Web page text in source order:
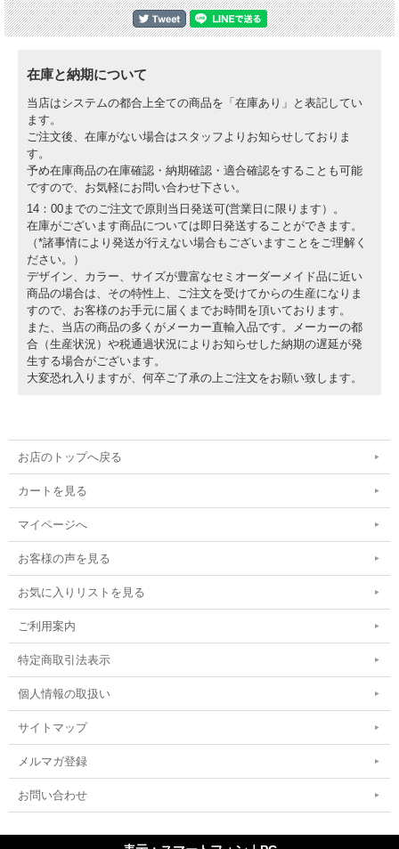
在庫と納期について
当店はシステムの都合上全ての商品を「在庫あり」と表記してい
ます。
ご注文後、在庫がない場合はスタッフよりお知らせしておりま
す。
予め在庫商品の在庫確認・納期確認・適合確認をすることも可能
ですので、お気軽にお問い合わせ下さい。
14：00までのご注文で原則当日発送可(営業日に限ります）。
在庫がございます商品については即日発送することができます。
（*諸事情により発送が行えない場合もございますことをご理解く
ださい。）
デザイン、カラー、サイズが豊富なセミオーダーメイド品に近い
商品の場合は、その特性上、ご注文を受けてからの生産になりま
すので、お客様のお手元に届くまでお時間を頂いております。
また、当店の商品の多くがメーカー直輸入品です。メーカーの都
合（生産状況）や税通過状況によりお知らせした納期の遅延が発
生する場合がございます。
大変恐れ入りますが、何卒ご了承の上ご注文をお願い致します。
お店のトップへ戻る
カートを見る
マイページへ
お客様の声を見る
お気に入りリストを見る
ご利用案内
特定商取引法表示
個人情報の取扱い
サイトマップ
メルマガ登録
お問い合わせ